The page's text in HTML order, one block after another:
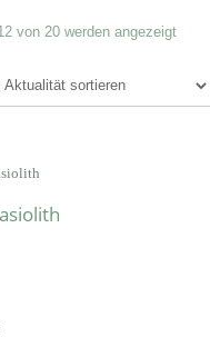
von 20 werden angezeigt